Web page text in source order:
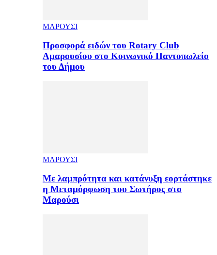
ΜΑΡΟΥΣΙ
Προσφορά ειδών του Rotary Club
Αμαρουσίου στο Κοινωνικό Παντοπωλείο
του Δήμου
ΜΑΡΟΥΣΙ
Με λαμπρότητα και κατάνυξη εορτάστηκε
η Μεταμόρφωση του Σωτήρος στο
Μαρούσι